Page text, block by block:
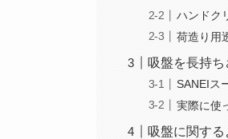
ハンドク
荷造り用
吸盤を長持
SANEIス
実際に使
吸盤に関す